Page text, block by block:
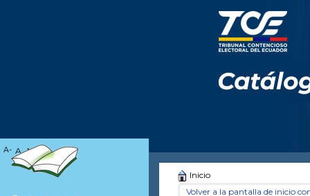
Inicio
Volver a la pantalla de inicio
A- A A+